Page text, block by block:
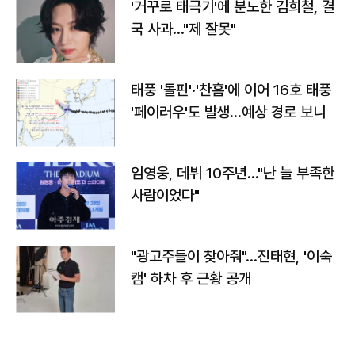
'거꾸로 태극기'에 분노한 김희철, 결
국 사과…"제 잘못"
태풍 '돌핀'·'찬홈'에 이어 16호 태풍
'페이러우'도 발생…예상 경로 보니
임영웅, 데뷔 10주년…"난 늘 부족한
사람이었다"
"광고주들이 찾아줘"…진태현, '이숙
캠' 하차 후 근황 공개